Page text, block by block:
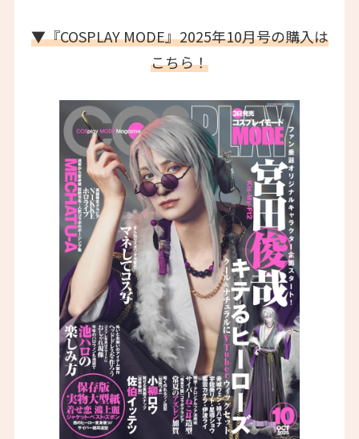
▼『COSPLAY MODE』2025年10月号の購入は
こちら！